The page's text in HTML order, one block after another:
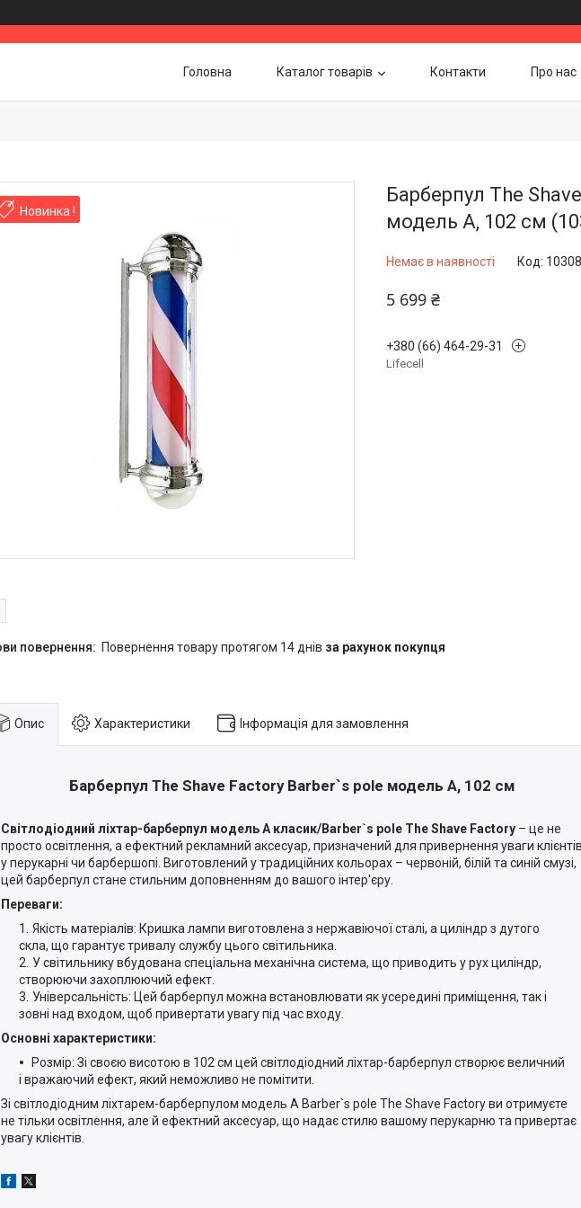
Головна Каталог товарів Контакти Про нас
Новинка !
Барберпул The
модель А, 102 см
Немає в наявності Код:
5 699 ₴
+380 (66) 464-29-31
Lifecell
повернення товару протягом 14 днів за рахунок покупця
Опис Характеристики Інформація для замовлення
Барберпул The Shave Factory Barber`s pole модель А, 102 см
Світлодіодний ліхтар-барберпул модель А класик/Barber`s pole The Shave Factory – це не
просто освітлення, а ефектний рекламний аксесуар, призначений для привернення уваги клієнтів
у перукарні чи барбершопі. Виготовлений у традиційних кольорах – червоній, білій та синій смузі,
цей барберпул стане стильним доповненням до вашого інтер'єру.
Переваги:
Якість матеріалів: Кришка лампи виготовлена ​​з нержавіючої сталі, а циліндр з дутого
скла, що гарантує тривалу службу цього світильника.
У світильнику вбудована спеціальна механічна система, що приводить у рух циліндр,
створюючи захоплюючий ефект.
Універсальність: Цей барберпул можна встановлювати як усередині приміщення, так і
зовні над входом, щоб привертати увагу під час входу.
Основні характеристики:
Розмір: Зі своєю висотою в 102 см цей світлодіодний ліхтар-барберпул створює величний
і вражаючий ефект, який неможливо не помітити.
Зі світлодіодним ліхтарем-барберпулом модель А Barber`s pole The Shave Factory ви отримуєте
не тільки освітлення, але й ефектний аксесуар, що надає стилю вашому перукарню та привертає
увагу клієнтів.